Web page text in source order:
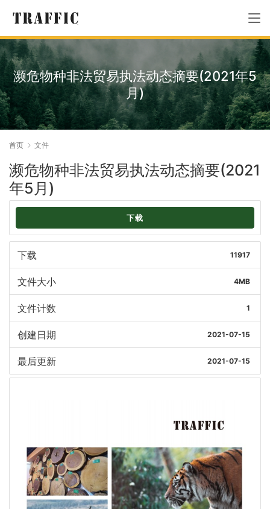
濒危物种非法贸易执法动态摘要(2021年5
月)
首页 文件
濒危物种非法贸易执法动态摘要(2021
年5月)
下载
下载 11917
文件大小 4MB
文件计数 1
创建日期 2021-07-15
最后更新 2021-07-15